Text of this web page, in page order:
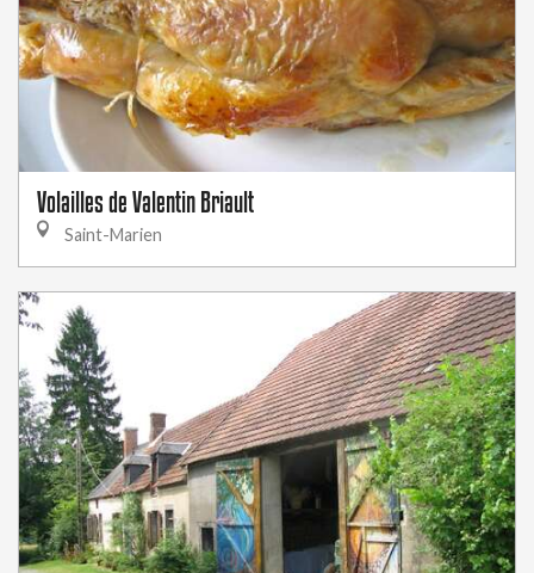
Volailles de Valentin Briault
Saint-Marien